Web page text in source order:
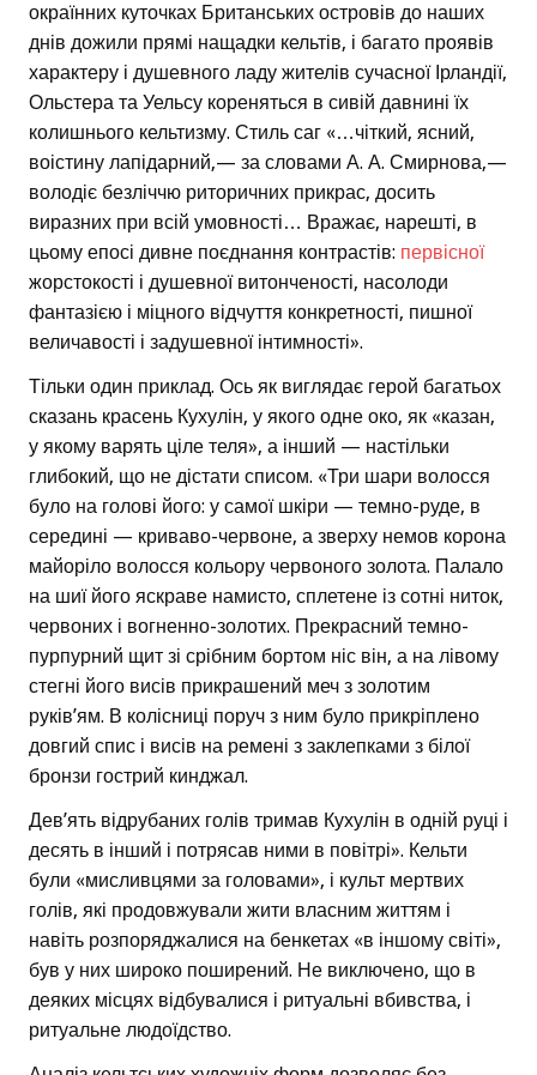
окраїнних куточках Британських островів до наших
днів дожили прямі нащадки кельтів, і багато проявів
характеру і душевного ладу жителів сучасної Ірландії,
Ольстера та Уельсу кореняться в сивій давнині їх
колишнього кельтизму. Стиль саг «…чіткий, ясний,
воістину лапідарний,— за словами А. А. Смирнова,—
володіє безліччю риторичних прикрас, досить
виразних при всій умовності… Вражає, нарешті, в
цьому епосі дивне поєднання контрастів: первісної
жорстокості і душевної витонченості, насолоди
фантазією і міцного відчуття конкретності, пишної
величавості і задушевної інтимності».
Тільки один приклад. Ось як виглядає герой багатьох
сказань красень Кухулін, у якого одне око, як «казан,
у якому варять ціле теля», а інший — настільки
глибокий, що не дістати списом. «Три шари волосся
було на голові його: у самої шкіри — темно-руде, в
середині — криваво-червоне, а зверху немов корона
майоріло волосся кольору червоного золота. Палало
на шиї його яскраве намисто, сплетене із сотні ниток,
червоних і вогненно-золотих. Прекрасний темно-
пурпурний щит зі срібним бортом ніс він, а на лівому
стегні його висів прикрашений меч з золотим
руків’ям. В колісниці поруч з ним було прикріплено
довгий спис і висів на ремені з заклепками з білої
бронзи гострий кинджал.
Дев’ять відрубаних голів тримав Кухулін в одній руці і
десять в інший і потрясав ними в повітрі». Кельти
були «мисливцями за головами», і культ мертвих
голів, які продовжували жити власним життям і
навіть розпоряджалися на бенкетах «в іншому світі»,
був у них широко поширений. Не виключено, що в
деяких місцях відбувалися і ритуальні вбивства, і
ритуальне людоїдство.